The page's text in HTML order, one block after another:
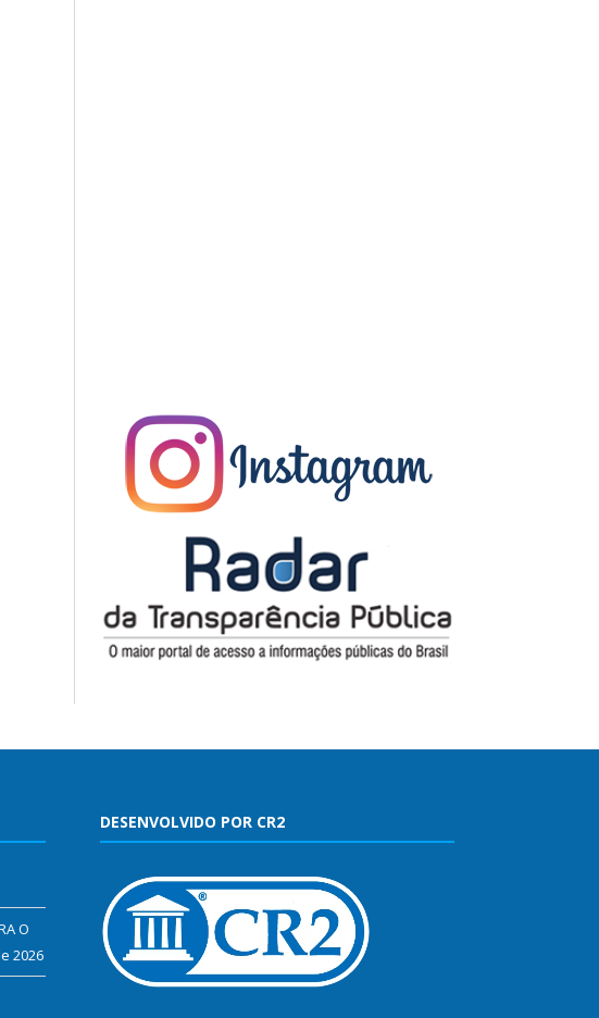
O
2026
DESENVOLVIDO POR CR2